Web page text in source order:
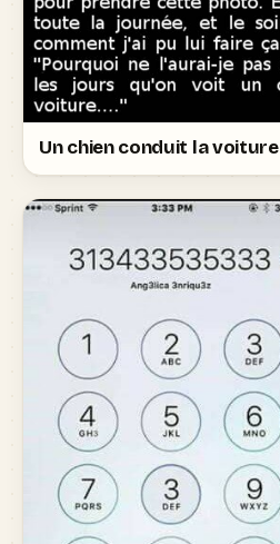
Un chien conduit la voiture